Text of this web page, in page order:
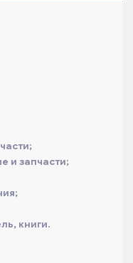
и запчасти;
книги.